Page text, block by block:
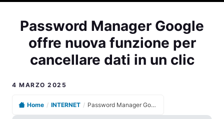
Password Manager Google
offre nuova funzione per
cancellare dati in un clic
4 MARZO 2025
Home / INTERNET / Password Manager Google offre nuova funzione per cancellare dati in un clic